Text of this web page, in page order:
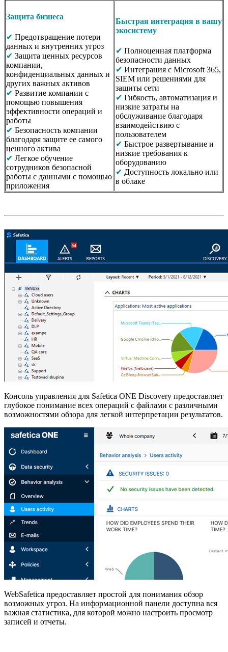
Защита бизнеса
✔ Предотвращение потери
данных и внутренних угроз
✔ Защита ценных ресурсов
компании,
конфиденциальных данных и
других важных активов
✔ Развитие компании с
помощью повышения
эффективности операций и
работы
✔ Безопасность компании
благодаря защите ее самого
ценного актива
✔ Легкое обучение
сотрудников безопасной
работы с данными с помощью
приложения
Быстрая интеграция в вашу
экосистему
✔ Полноценная платформа
безопасности данных
✔ Интеграция с Microsoft 365,
SIEM или решениями для
защиты сети
✔ Гибкость, автоматизация и
низкие затраты на
обслуживание благодаря
взаимодействию с
пользователем
✔ Быстрое развертывание и
низкие требования к
оборудованию
✔ Доступность локально или
в облаке
Консоль управления для Safetica ONE Discovery предоставляет
глубокое понимание всех операций с файлами с различными
возможностями обзора для легкой интерпретации результатов.
WebSafetica предоставляет простой для понимания обзор
возможных угроз. На информационной панели доступна вся
важная статистика, для которой можно настроить просмотр
записей и отчеты.